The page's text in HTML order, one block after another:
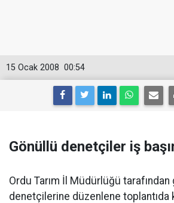
00:54
15 Ocak 2008
Gönüllü denetçiler iş
Ordu Tarım İl Müdürlüğü tarafından
denetçilerine düzenlene toplantıda